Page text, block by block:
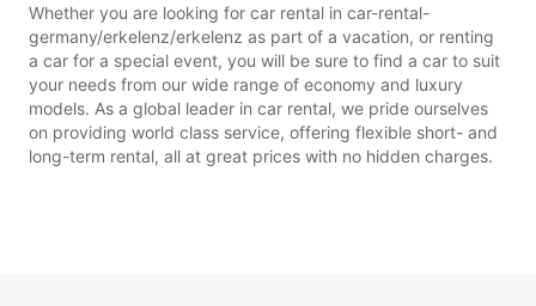
Whether you are looking for car rental in car-rental-
germany/erkelenz/erkelenz as part of a vacation, or renting
a car for a special event, you will be sure to find a car to suit
your needs from our wide range of economy and luxury
models. As a global leader in car rental, we pride ourselves
on providing world class service, offering flexible short- and
long-term rental, all at great prices with no hidden charges.